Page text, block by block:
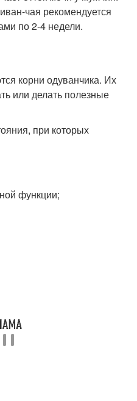
чая рекомендуется
по 2-4 недели.
корни одуванчика. Их
или делать полезные
при которых
функции;